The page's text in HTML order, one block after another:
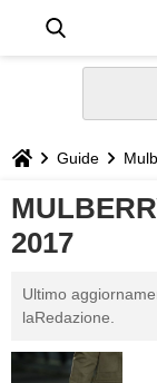
STILE
BIOGRAFIE
DEFINIZIONI
GASTRONOMIA
Guide
2017
Ultimo
laRedazione.